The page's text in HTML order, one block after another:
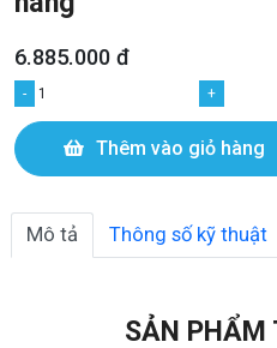
6.885.000 đ
- +
Thêm vào giỏ hàng
Mô tả Thông số kỹ thuật
SẢN PHẨM